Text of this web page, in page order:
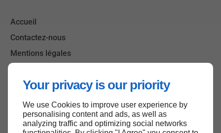
Your privacy is our priority
We use Cookies to improve user experience by
personalising content and ads, as well as
analyzing traffic and optimizing social networks
Accueil
Contactez-nous
Mentions légales
Haut de page